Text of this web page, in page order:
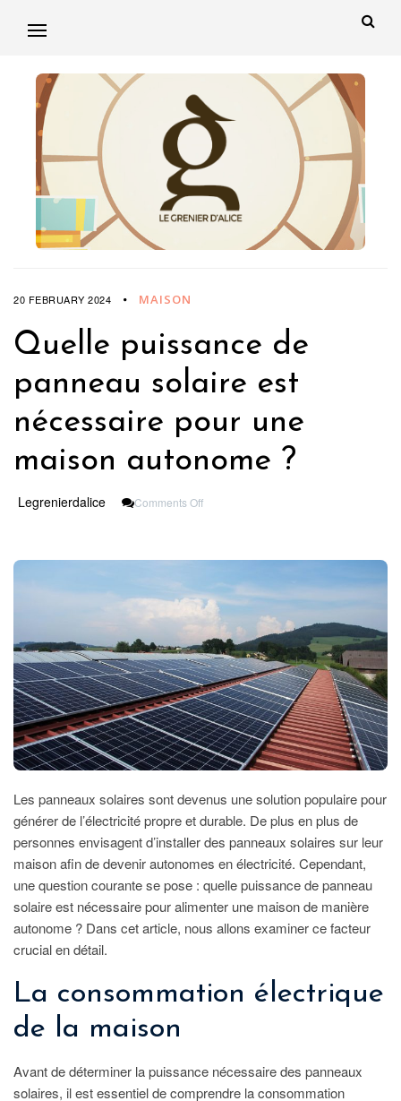
20 FEBRUARY 2024 MAISON
Quelle puissance de
panneau solaire est
nécessaire pour une
maison autonome ?
Legrenierdalice Comments OffOn
Solaire
Est
Nécessaire
Pour
Une
Maison
Autonome
?
Les panneaux solaires sont devenus une solution populaire pour
générer de l’électricité propre et durable. De plus en plus de
personnes envisagent d’installer des panneaux solaires sur leur
maison afin de devenir autonomes en électricité. Cependant,
une question courante se pose : quelle puissance de panneau
solaire est nécessaire pour alimenter une maison de manière
autonome ? Dans cet article, nous allons examiner ce facteur
crucial en détail.
La consommation électrique
de la maison
Avant de déterminer la puissance nécessaire des panneaux
solaires, il est essentiel de comprendre la consommation